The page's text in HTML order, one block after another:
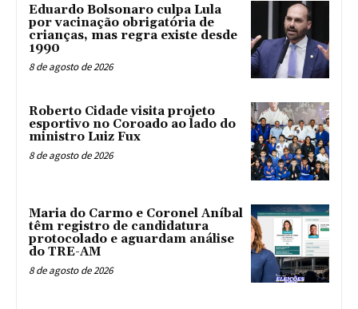
Eduardo Bolsonaro culpa Lula
por vacinação obrigatória de
crianças, mas regra existe desde
1990
8 de agosto de 2026
Roberto Cidade visita projeto
esportivo no Coroado ao lado do
ministro Luiz Fux
8 de agosto de 2026
Maria do Carmo e Coronel Aníbal
têm registro de candidatura
protocolado e aguardam análise
do TRE-AM
8 de agosto de 2026